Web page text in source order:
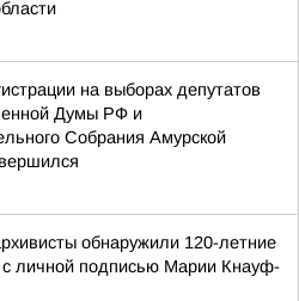
на выборах депутатов
Думы РФ и
Собрания Амурской
обнаружили 120-летние
с личной подписью Марии Кнауф-